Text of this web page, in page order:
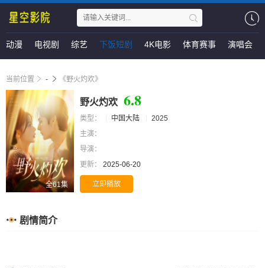
动漫 电视剧 综艺 下饭短剧 4K电影 体育赛事 演唱会
当前位置 - 《野火灼欢》
全61集
野火灼欢 6.8
类型： 中国大陆
2025
主演：
导演：
更新：
2025-06-20
立即播放
剧情简介